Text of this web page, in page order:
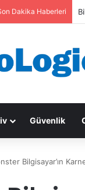
Dakika Haberleri
Güvenlik
Bilgisayar’ın